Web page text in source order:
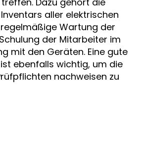
aller elektrischen
Wartung der
der Mitarbeiter im
mit den Geräten. Eine gute
ebenfalls wichtig, um die
nachweisen zu